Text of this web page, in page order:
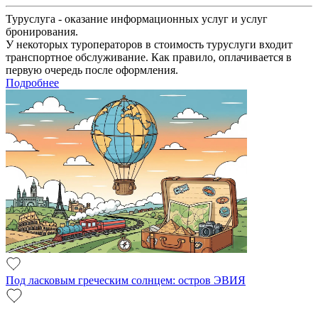
Туруслуга - оказание информационных услуг и услуг
бронирования.
У некоторых туроператоров в стоимость туруслуги входит
транспортное обслуживание. Как правило, оплачивается в
первую очередь после оформления.
Подробнее
Под ласковым греческим солнцем: остров ЭВИЯ